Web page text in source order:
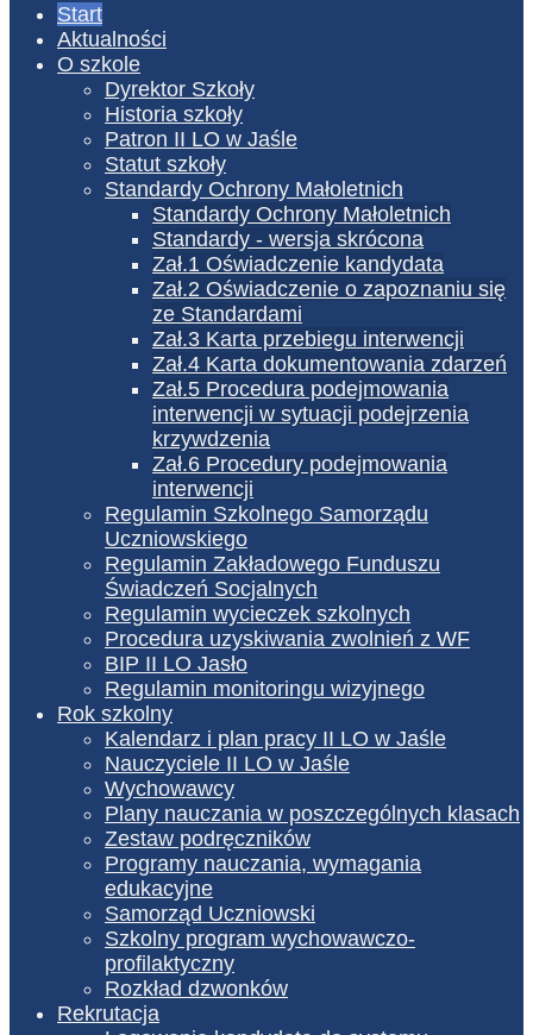
Start
Aktualności
O szkole
Dyrektor Szkoły
Historia szkoły
Patron II LO w Jaśle
Statut szkoły
Standardy Ochrony Małoletnich
Standardy Ochrony Małoletnich
Standardy - wersja skrócona
Zał.1 Oświadczenie kandydata
Zał.2 Oświadczenie o zapoznaniu się
ze Standardami
Zał.3 Karta przebiegu interwencji
Zał.4 Karta dokumentowania zdarzeń
Zał.5 Procedura podejmowania
interwencji w sytuacji podejrzenia
krzywdzenia
Zał.6 Procedury podejmowania
interwencji
Regulamin Szkolnego Samorządu
Uczniowskiego
Regulamin Zakładowego Funduszu
Świadczeń Socjalnych
Regulamin wycieczek szkolnych
Procedura uzyskiwania zwolnień z WF
BIP II LO Jasło
Regulamin monitoringu wizyjnego
Rok szkolny
Kalendarz i plan pracy II LO w Jaśle
Nauczyciele II LO w Jaśle
Wychowawcy
Plany nauczania w poszczególnych klasach
Zestaw podręczników
Programy nauczania, wymagania
edukacyjne
Samorząd Uczniowski
Szkolny program wychowawczo-
profilaktyczny
Rozkład dzwonków
Rekrutacja